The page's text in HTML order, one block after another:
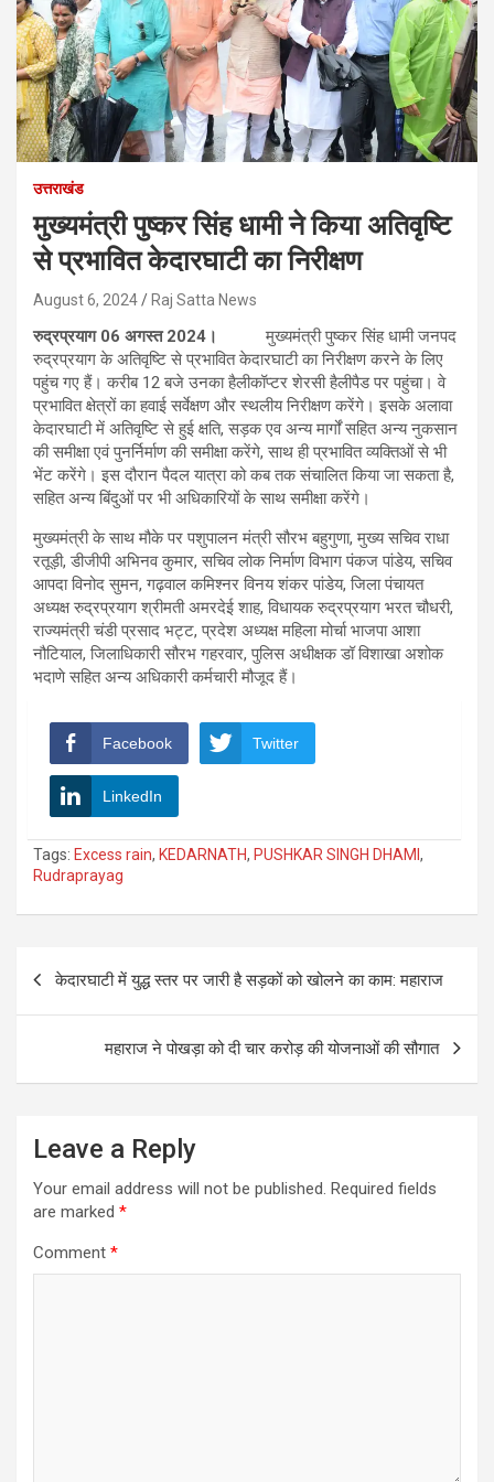
उत्तराखंड
मुख्यमंत्री पुष्कर सिंह धामी ने किया अतिवृष्टि
से प्रभावित केदारघाटी का निरीक्षण
August 6, 2024 Raj Satta News
रुद्रप्रयाग 06 अगस्त 2024।
मुख्यमंत्री पुष्कर सिंह धामी जनपद
रुद्रप्रयाग के अतिवृष्टि से प्रभावित केदारघाटी का निरीक्षण करने के लिए
पहुंच गए हैं। करीब 12 बजे उनका हैलीकॉप्टर शेरसी हैलीपैड पर पहुंचा। वे
प्रभावित क्षेत्रों का हवाई सर्वेक्षण और स्थलीय निरीक्षण करेंगे। इसके अलावा
केदारघाटी में अतिवृष्टि से हुई क्षति, सड़क एव अन्य मार्गों सहित अन्य नुकसान
की समीक्षा एवं पुनर्निर्माण की समीक्षा करेंगे, साथ ही प्रभावित व्यक्तिओं से भी
भेंट करेंगे। इस दौरान पैदल यात्रा को कब तक संचालित किया जा सकता है,
सहित अन्य बिंदुओं पर भी अधिकारियों के साथ समीक्षा करेंगे।
मुख्यमंत्री के साथ मौके पर पशुपालन मंत्री सौरभ बहुगुणा, मुख्य सचिव राधा
रतूड़ी, डीजीपी अभिनव कुमार, सचिव लोक निर्माण विभाग पंकज पांडेय, सचिव
आपदा विनोद सुमन, गढ़वाल कमिश्नर विनय शंकर पांडेय, जिला पंचायत
अध्यक्ष रुद्रप्रयाग श्रीमती अमरदेई शाह, विधायक रुद्रप्रयाग भरत चौधरी,
राज्यमंत्री चंडी प्रसाद भट्ट, प्रदेश अध्यक्ष महिला मोर्चा भाजपा आशा
नौटियाल, जिलाधिकारी सौरभ गहरवार, पुलिस अधीक्षक डॉ विशाखा अशोक
भदाणे सहित अन्य अधिकारी कर्मचारी मौजूद हैं।
Facebook Twitter
LinkedIn
Tags: Excess rain, KEDARNATH, PUSHKAR SINGH DHAMI ,
Rudraprayag
Post
navigation
केदारघाटी में युद्ध स्तर पर जारी है सड़कों को खोलने का काम: महाराज
महाराज ने पोखड़ा को दी चार करोड़ की योजनाओं की सौगात
Leave a Reply
Your email address will not be published. Required fields
are marked *
Comment *